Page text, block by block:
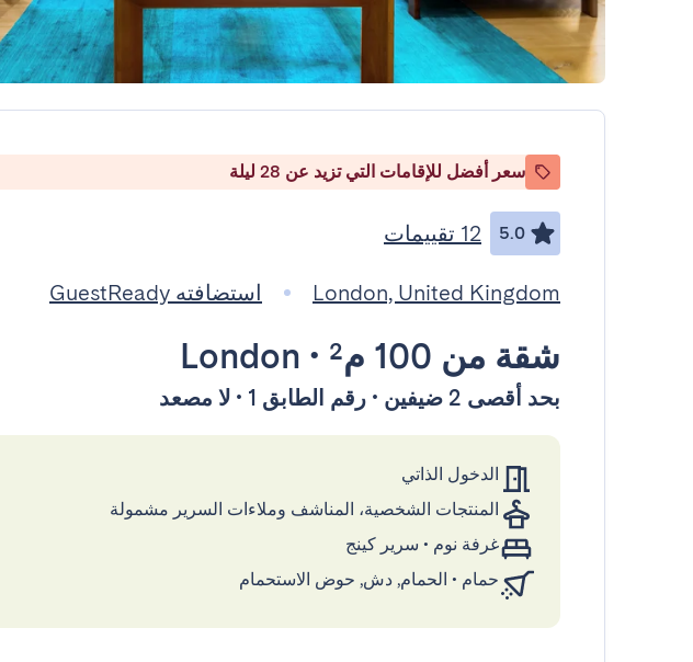
سعر أفضل للإقامات التي تزيد عن 28 ليلة
5.0 12 تقييمات
London, United Kingdom استضافته GuestReady
شقة من 100 م² •
London
بحد أقصى 2 ضيفين • رقم الطابق 1 • لا مصعد
الدخول الذاتي
المنتجات الشخصية، المناشف وملاءات السرير مشمولة
غرفة نوم • سرير كينج
حمام • الحمام, دش, حوض الاستحمام